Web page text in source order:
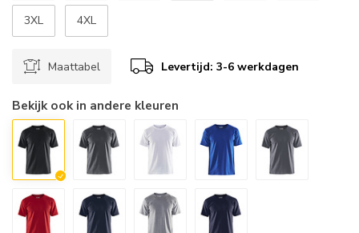
3XL 4XL
Maattabel Levertijd: 3-6 werkdagen
Bekijk ook in andere kleuren